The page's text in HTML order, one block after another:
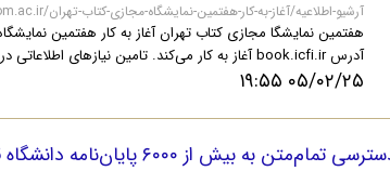
https://lib.qom.ac.ir/آرشیو-اطلاعیه/آغاز-به-کار-هفتمین-نمایشگاه-مجازی-کتاب-تهران
آدرس book.icfi.ir آغاز به کار می‌کند. تامین نیازهای اطلاعاتی در راستای ارتقای سطح علمی کاربران هدف اصلی کتابخانه...
۰۵/۰۲/۲۵ ۱۹:۵۵
تمام‌متن به بیش از ۶۰۰۰ پایان‌نامه دانشگاه قم